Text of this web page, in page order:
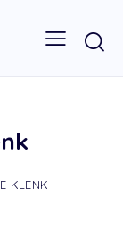
KLENK